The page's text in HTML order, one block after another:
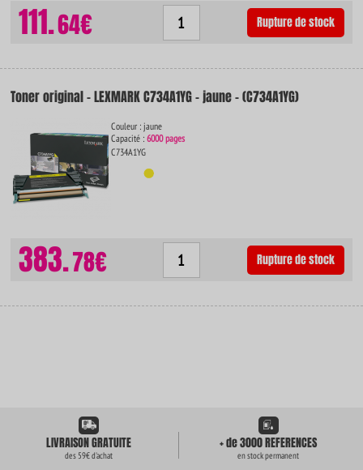
111.64€ Rupture de stock
Toner original - LEXMARK C734A1YG - jaune - (C734A1YG)
Couleur : jaune
Capacité :6000 pages
C734A1YG
383.78€ Rupture de stock
LIVRAISON GRATUITE
des 59€ d'achat
+ de 3000 REFERENCES
en stock permanent